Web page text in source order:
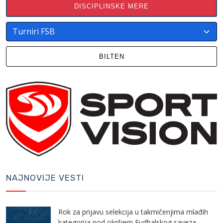
DISCIPLINSKE MERE
BILTEN
NAJNOVIJE VESTI
Rok za prijavu selekcija u takmičenjima mlađih